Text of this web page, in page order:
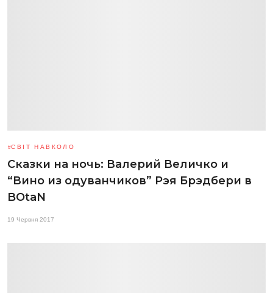
СВІТ НАВКОЛО
Сказки на ночь: Валерий Величко и
“Вино из одуванчиков” Рэя Брэдбери в
BOtaN
19 Червня 2017